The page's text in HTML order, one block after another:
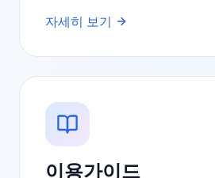
자세히 보기
이용가이드